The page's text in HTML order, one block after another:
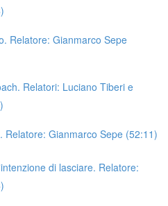
Relatore: Gianmarco Sepe
Relatori: Luciano Tiberi e
Relatore: Gianmarco Sepe (52:11)
di lasciare. Relatore: